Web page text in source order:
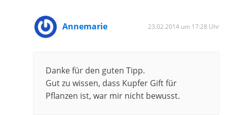
Annemarie 23.02.2014 um 17:28 Uhr
Danke für den guten Tipp.
Gut zu wissen, dass Kupfer Gift für
Pflanzen ist, war mir nicht bewusst.